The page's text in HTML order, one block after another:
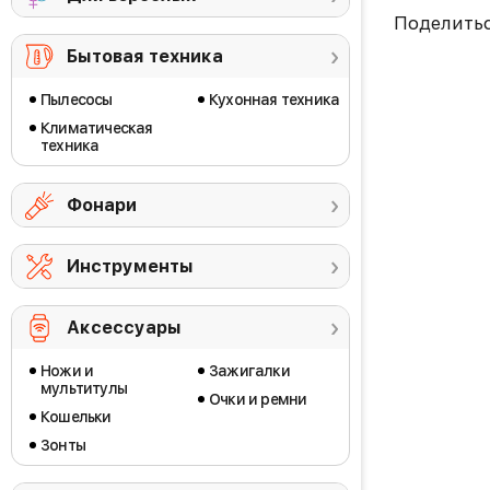
Бытовая техника
Пылесосы
Климатическая
техника
Кухонная техника
Фонари
Инструменты
Аксессуары
Ножи и
мультитулы
Кошельки
Зонты
Зажигалки
Очки и ремни